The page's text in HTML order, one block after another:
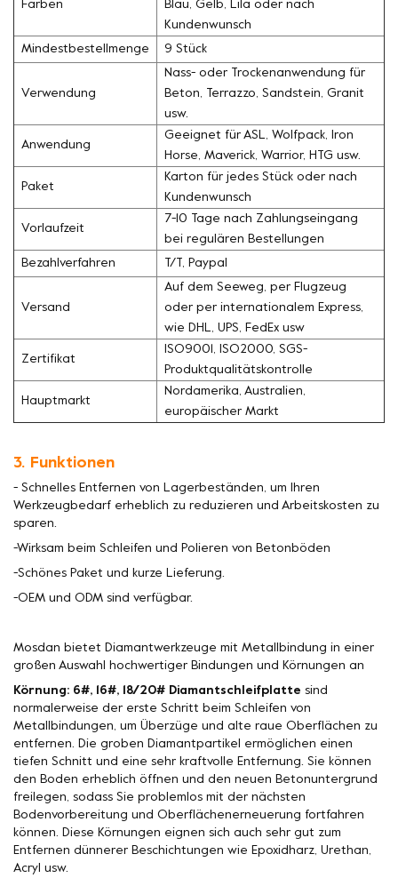
Farben
Blau, Gelb, Lila oder nach
Kundenwunsch
Mindestbestellmenge 9 Stück
Verwendung
Nass- oder Trockenanwendung für
Beton, Terrazzo, Sandstein, Granit
usw.
Anwendung
Geeignet für ASL, Wolfpack, Iron
Horse, Maverick, Warrior, HTG usw.
Paket
Karton für jedes Stück oder nach
Kundenwunsch
Vorlaufzeit
7-10 Tage nach Zahlungseingang
bei regulären Bestellungen
Bezahlverfahren T/T, Paypal
Versand
Auf dem Seeweg, per Flugzeug
oder per internationalem Express,
wie DHL, UPS, FedEx usw
Zertifikat
ISO9001, ISO2000, SGS-
Produktqualitätskontrolle
Hauptmarkt
Nordamerika, Australien,
europäischer Markt
3. Funktionen
- Schnelles Entfernen von Lagerbeständen, um Ihren
Werkzeugbedarf erheblich zu reduzieren und Arbeitskosten zu
sparen.
-Wirksam beim Schleifen und Polieren von Betonböden
-Schönes Paket und kurze Lieferung.
-OEM und ODM sind verfügbar.
Mosdan bietet Diamantwerkzeuge mit Metallbindung in einer
großen Auswahl hochwertiger Bindungen und Körnungen an
Körnung: 6#, 16#, 18/20# Diamantschleifplatte sind
normalerweise der erste Schritt beim Schleifen von
Metallbindungen, um Überzüge und alte raue Oberflächen zu
entfernen. Die groben Diamantpartikel ermöglichen einen
tiefen Schnitt und eine sehr kraftvolle Entfernung. Sie können
den Boden erheblich öffnen und den neuen Betonuntergrund
freilegen, sodass Sie problemlos mit der nächsten
Bodenvorbereitung und Oberflächenerneuerung fortfahren
können. Diese Körnungen eignen sich auch sehr gut zum
Entfernen dünnerer Beschichtungen wie Epoxidharz, Urethan,
Acryl usw.